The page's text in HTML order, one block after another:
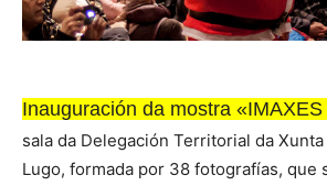
Inauguración da mostra
sala da Delegación Territorial da
Lugo, formada por 38 fotografías, que